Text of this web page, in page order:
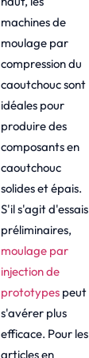
machines de
moulage par
compression du
caoutchouc sont
idéales pour
produire des
composants en
caoutchouc
solides et épais.
S'il s'agit d'essais
préliminaires,
moulage par
injection de
prototypes peut
s'avérer plus
efficace. Pour les
articles en